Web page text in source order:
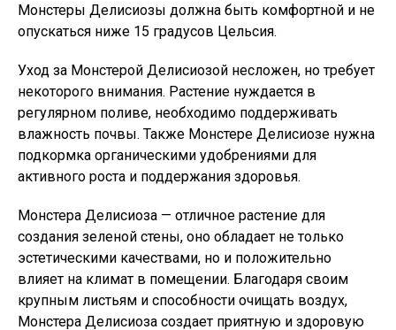
Монстеры Делисиозы должна быть комфортной и не
опускаться ниже 15 градусов Цельсия.
Уход за Монстерой Делисиозой несложен, но требует
некоторого внимания. Растение нуждается в
регулярном поливе, необходимо поддерживать
влажность почвы. Также Монстере Делисиозе нужна
подкормка органическими удобрениями для
активного роста и поддержания здоровья.
Монстера Делисиоза — отличное растение для
создания зеленой стены, оно обладает не только
эстетическими качествами, но и положительно
влияет на климат в помещении. Благодаря своим
крупным листьям и способности очищать воздух,
Монстера Делисиоза создает приятную и здоровую